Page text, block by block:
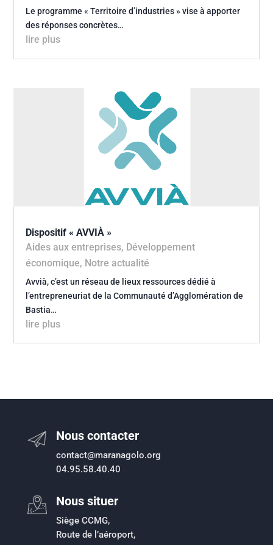
Le programme « Territoire d’industries » vise à apporter
des réponses concrètes…
lire plus
Dispositif « AVVIÀ »
Aides aux entreprises, Développement
économique, Notre actualité
Avvià, c’est un réseau de lieux ressources dédié à
l’entrepreneuriat de la Communauté d’Agglomération de
Bastia…
lire plus
Nous contacter
contact@maranagolo.org
04.95.58.40.40
Nous situer
Siège CCMG,
Route de l’aéroport,